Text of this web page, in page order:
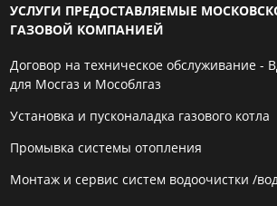
УСЛУГИ ПРЕДОСТАВЛЯЕМЫЕ
ГАЗОВОЙ КОМПАНИЕЙ
Договор на техническое обслуживание -
для Мосгаз и Мособлгаз
Установка и пусконаладка газового котла
Промывка системы отопления
Монтаж и сервис систем водоочистки /